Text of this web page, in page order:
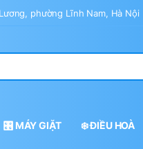
phường Lĩnh Nam, Hà Nội
🎛️ MÁY GIẶT ❄️ ĐIỀU HOÀ